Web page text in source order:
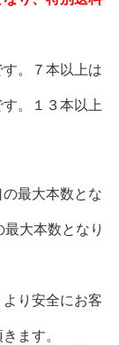
す。７本以上は
。１３本以上
の最大本数とな
大本数となり
り安全にお客
ます。